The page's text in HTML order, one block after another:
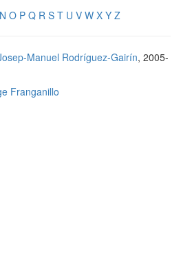
N O P Q R S T U V W X Y Z
Manuel Rodríguez-Gairín, 2005-
Franganillo